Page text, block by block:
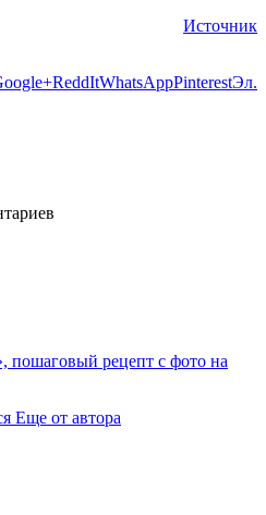
Источник
ReddItWhatsAppPinterestЭл.
пошаговый рецепт с фото на
Еще от автора